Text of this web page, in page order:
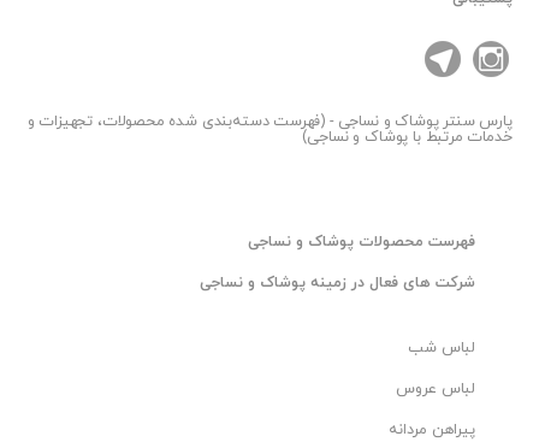
پارس سنترپوشاک و نساجی - (فهرست دسته‌بندی شده محصولات، تجهیزات و
خدمات مرتبط با پوشاک و نساجی)
فهرست محصولات پوشاک و نساجی
شرکت های فعال در زمینه پوشاک و نساجی
لباس شب
لباس عروس
پیراهن مردانه